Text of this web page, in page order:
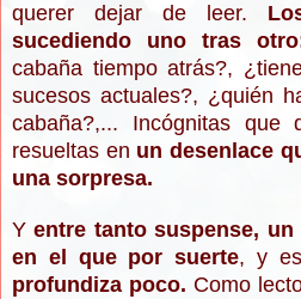
querer dejar de leer.
sucediendo uno tras
cabaña tiempo atrás?,
sucesos actuales?, ¿quién
cabaña?,... Incógnitas que
resueltas en un desenlace
una sorpresa.
Yentre tanto suspense,
en el que por suerte, y
profundiza poco. Como